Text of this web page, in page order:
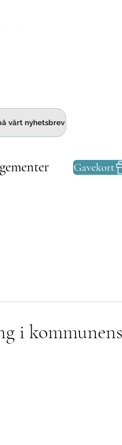
vårt nyhetsbrev
Gavekort
i